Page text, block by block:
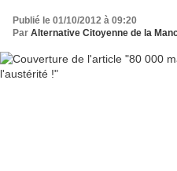
Publié le 01/10/2012 à 09:20
Par Alternative Citoyenne de la